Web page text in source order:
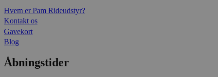
Hvem er Pam Rideudstyr?
Kontakt os
Gavekort
Blog
Åbningstider